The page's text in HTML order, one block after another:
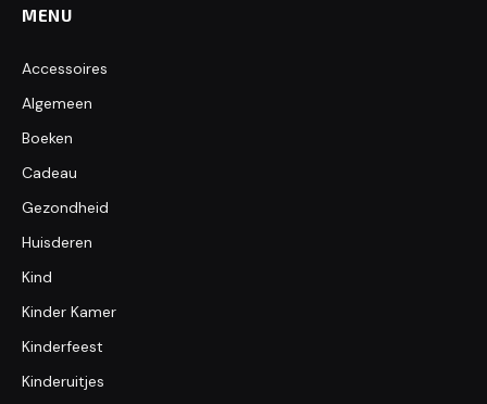
MENU
Accessoires
Algemeen
Boeken
Cadeau
Gezondheid
Huisderen
Kind
Kinder Kamer
Kinderfeest
Kinderuitjes